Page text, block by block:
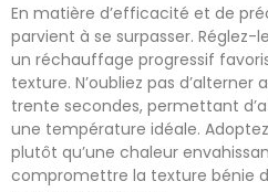
En matière d’efficacité et de
parvient à se surpasser.
un réchauffage progressif
texture. N’oubliez pas d’alterner
trente secondes, permettant
une température idéale.
plutôt qu’une chaleur
compromettre la texture bénie